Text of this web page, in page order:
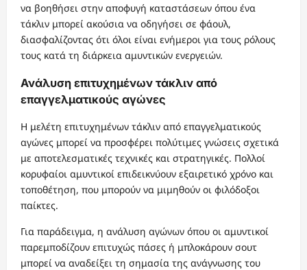
να βοηθήσει στην αποφυγή καταστάσεων όπου ένα
τάκλιν μπορεί ακούσια να οδηγήσει σε φάουλ,
διασφαλίζοντας ότι όλοι είναι ενήμεροι για τους ρόλους
τους κατά τη διάρκεια αμυντικών ενεργειών.
Ανάλυση επιτυχημένων τάκλιν από
επαγγελματικούς αγώνες
Η μελέτη επιτυχημένων τάκλιν από επαγγελματικούς
αγώνες μπορεί να προσφέρει πολύτιμες γνώσεις σχετικά
με αποτελεσματικές τεχνικές και στρατηγικές. Πολλοί
κορυφαίοι αμυντικοί επιδεικνύουν εξαιρετικό χρόνο και
τοποθέτηση, που μπορούν να μιμηθούν οι φιλόδοξοι
παίκτες.
Για παράδειγμα, η ανάλυση αγώνων όπου οι αμυντικοί
παρεμποδίζουν επιτυχώς πάσες ή μπλοκάρουν σουτ
μπορεί να αναδείξει τη σημασία της ανάγνωσης του